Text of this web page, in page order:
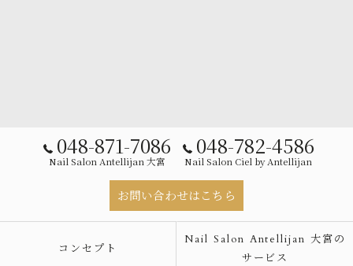
048-871-7086
Nail Salon Antellijan 大宮
048-782-4586
Nail Salon Ciel by Antellijan
お問い合わせはこちら
コンセプト
Nail Salon Antellijan 大宮の
サービス